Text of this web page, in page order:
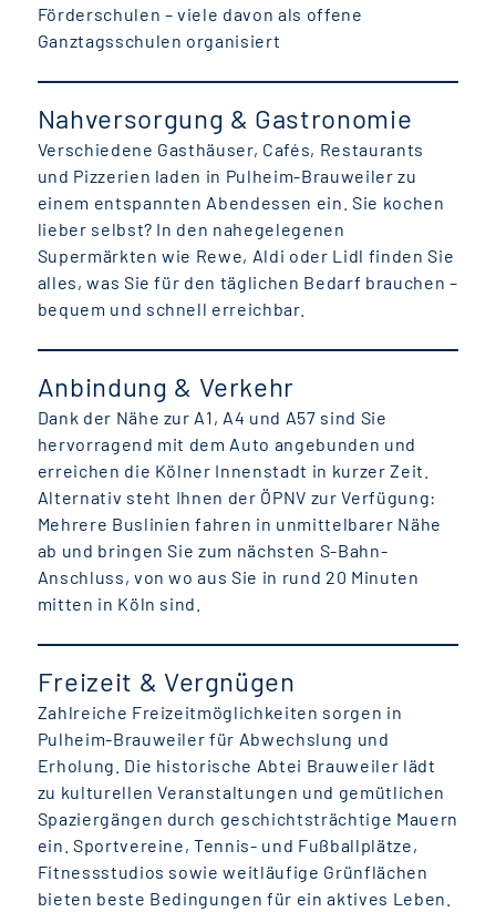
Förderschulen – viele davon als offene
Ganztagsschulen organisiert
Nahversorgung & Gastronomie
Verschiedene Gasthäuser, Cafés, Restaurants
und Pizzerien laden in Pulheim-Brauweiler zu
einem entspannten Abendessen ein. Sie kochen
lieber selbst? In den nahegelegenen
Supermärkten wie Rewe, Aldi oder Lidl finden Sie
alles, was Sie für den täglichen Bedarf brauchen –
bequem und schnell erreichbar.
Anbindung & Verkehr
Dank der Nähe zur A1, A4 und A57 sind Sie
hervorragend mit dem Auto angebunden und
erreichen die Kölner Innenstadt in kurzer Zeit.
Alternativ steht Ihnen der ÖPNV zur Verfügung:
Mehrere Buslinien fahren in unmittelbarer Nähe
ab und bringen Sie zum nächsten S-Bahn-
Anschluss, von wo aus Sie in rund 20 Minuten
mitten in Köln sind.
Freizeit & Vergnügen
Zahlreiche Freizeitmöglichkeiten sorgen in
Pulheim-Brauweiler für Abwechslung und
Erholung. Die historische Abtei Brauweiler lädt
zu kulturellen Veranstaltungen und gemütlichen
Spaziergängen durch geschichtsträchtige Mauern
ein. Sportvereine, Tennis- und Fußballplätze,
Fitnessstudios sowie weitläufige Grünflächen
bieten beste Bedingungen für ein aktives Leben.